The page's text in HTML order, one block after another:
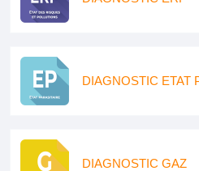
DIAGNOSTIC ETAT
DIAGNOSTIC GAZ